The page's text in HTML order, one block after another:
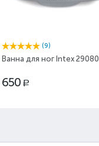
(9)
Ванна для ног Intex 29080
650 Р